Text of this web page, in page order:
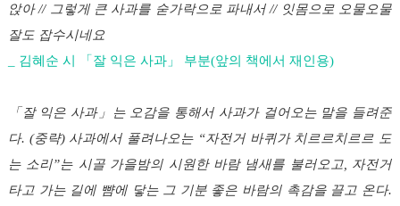
앉아 // 그렇게 큰 사과를 숟가락으로 파내서 // 잇몸으로 오물오물
잘도 잡수시네요
_ 김혜순 시 「잘 익은 사과」 부분(앞의 책에서 재인용)
「잘 익은 사과」는 오감을 통해서 사과가 걸어오는 말을 들려준
다. (중략) 사과에서 풀려나오는 “자전거 바퀴가 치르르치르르 도
는 소리”는 시골 가을밤의 시원한 바람 냄새를 불러오고, 자전거
타고 가는 길에 뺨에 닿는 그 기분 좋은 바람의 촉감을 끌고 온다.